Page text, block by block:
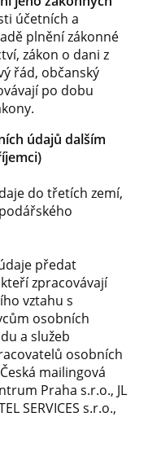
účetních a
plnění zákonné
zákon o dani z
řád, občanský
po dobu
údajů dalším
do třetích zemí,
předat
zpracovávají
vztahu s
osobních
a služeb
osobních
mailingová
Praha s.r.o., JL
SERVICES s.r.o.,